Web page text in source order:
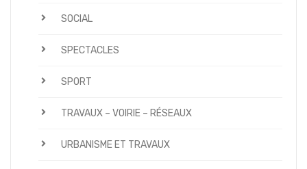
SOCIAL
SPECTACLES
SPORT
TRAVAUX – VOIRIE – RÉSEAUX
URBANISME ET TRAVAUX